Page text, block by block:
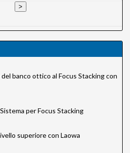
banco ottico al Focus Stacking con
per Focus Stacking
superiore con Laowa